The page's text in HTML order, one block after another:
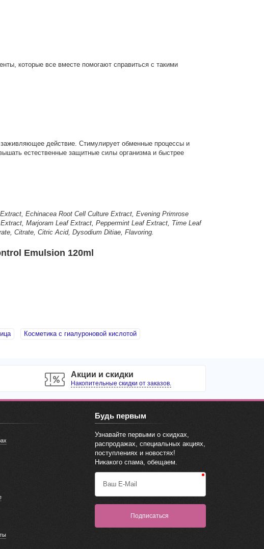
которые все вместе помогают справиться с такими
заживляющее действие. Стимулирует обменные процессы и
естественные защитные силы организма и быстрее
Echinacea Root Cell Culture Extract, Evening Primrose
Marjoram Leaf Extract, Peppermint Leaf Extract, Time Leaf
Citrate, Citric Acid, Dysodium Ditiae, Flavoring.
Emulsion 120ml
Косметика с гиалуроновой кислотой
Акции и скидки
Накопительные скидки от заказов.
Будь первым
Узнавайте первыми о скидках,
распродажах, специальных акциях,
поступлениях и новостях!
Никакого спама, обещаем.
Ваш E-Mail
Подписаться